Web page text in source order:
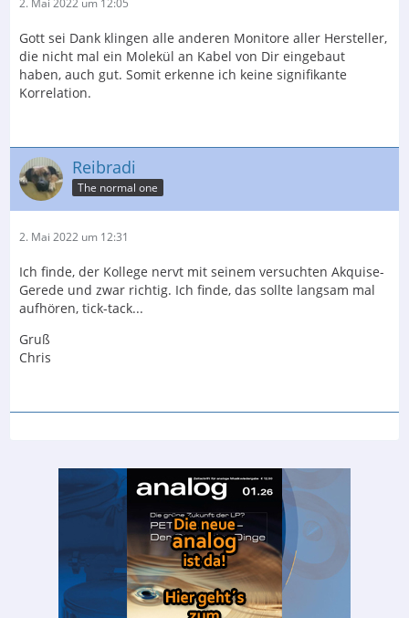
Gott sei Dank klingen alle anderen Monitore aller Hersteller,
die nicht mal ein Molekül an Kabel von Dir eingebaut
haben, auch gut. Somit erkenne ich keine signifikante
Korrelation.
Reibradi
The normal one
2. Mai 2022 um 12:31
Ich finde, der Kollege nervt mit seinem versuchten Akquise-
Gerede und zwar richtig. Ich finde, das sollte langsam mal
aufhören, tick-tack...
Gruß
Chris